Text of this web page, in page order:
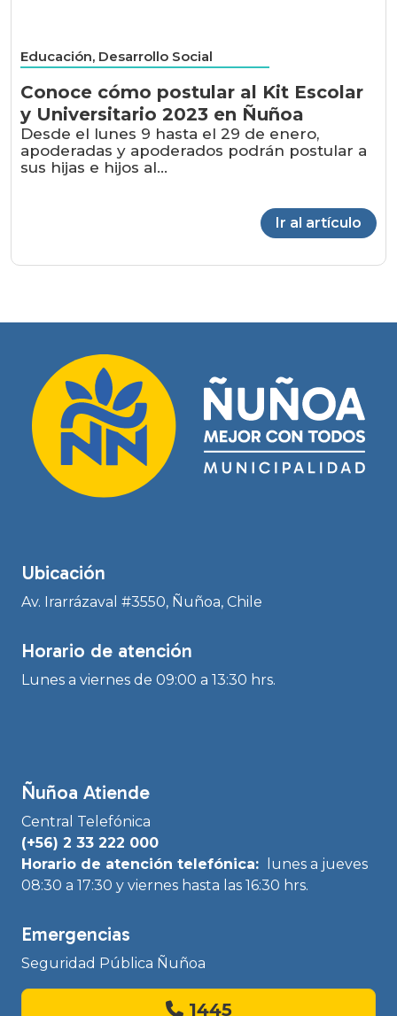
Educación, Desarrollo Social
Conoce cómo postular al Kit Escolar
y Universitario 2023 en Ñuñoa
Desde el lunes 9 hasta el 29 de enero,
apoderadas y apoderados podrán postular a
sus hijas e hijos al...
Ir al artículo
Ubicación
Av. Irarrázaval #3550, Ñuñoa, Chile
Horario de atención
Lunes a viernes de 09:00 a 13:30 hrs.
Ñuñoa Atiende
Central Telefónica
(+56) 2 33 222 000
Horario de atención telefónica:
lunes a jueves
08:30 a 17:30 y viernes hasta las 16:30 hrs.
Emergencias
Seguridad Pública Ñuñoa
1445